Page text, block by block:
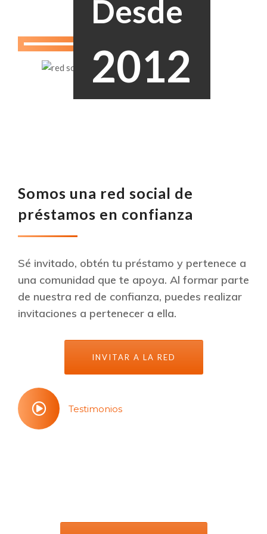
Desde
2012
Somos una red social de
préstamos en confianza
Sé invitado, obtén tu préstamo y pertenece a
una comunidad que te apoya. Al formar parte
de nuestra red de confianza, puedes realizar
invitaciones a pertenecer a ella.
INVITAR A LA RED
Testimonios